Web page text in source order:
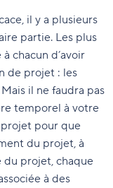
il y a plusieurs
partie. Les plus
chacun d’avoir
de projet : les
il ne faudra pas
temporel à votre
pour que
du projet, à
projet, chaque
à des